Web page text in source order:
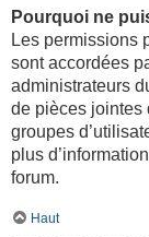
Pourquoi ne
Les permissions
sont accordées
administrateurs
de pièces jointes
groupes
plus
forum.
Haut